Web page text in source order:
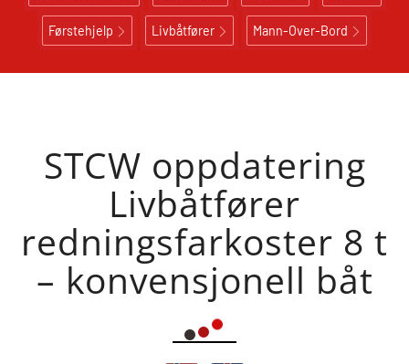
Førstehjelp Livbåtfører Mann-Over-Bord
STCW oppdatering
Livbåtfører
redningsfarkoster 8 t
– konvensjonell båt